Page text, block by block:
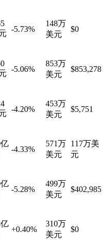
-5.73%
148万
美元
$0
-5.06%
853万
美元
$853,278
-4.20%
453万
美元
$5,751
-4.33%
571万
美元
117万美
元
-5.28%
499万
美元
$402,985
+0.40%
310万
美元
$0